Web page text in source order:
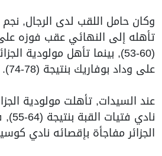
وكان حامل اللقب لدى الرجال,
تأهله إلى النهائي عقب فوزه على
(60-53), بينما تأهل مولودية
على وداد بوفاريك بنتيجة (78-74).
عند السيدات, تأهلت مولودية
نادي
الجزائر مفاجأة بإقصائه نادي كوسيدار